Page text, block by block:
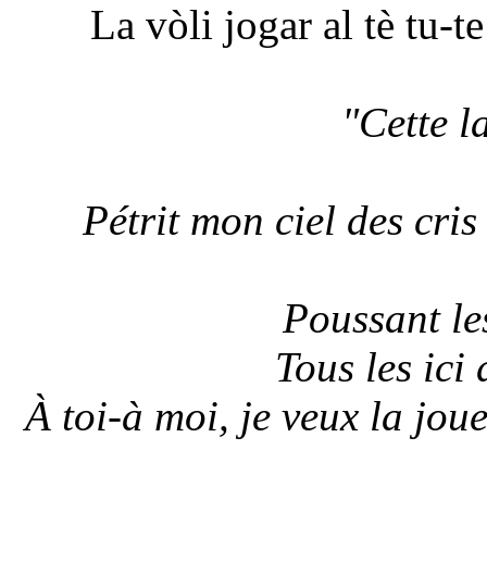
La vòli jogar al tè tu-
"Cette
Pétrit mon ciel des
Poussant
Tous les ici
À toi-à moi, je veux la